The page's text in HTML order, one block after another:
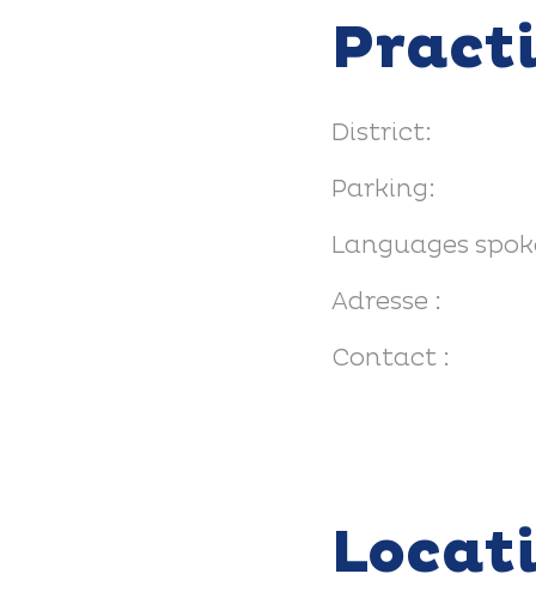
District:
Parking:
Languages
Adresse :
Contact :